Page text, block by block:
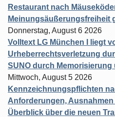
Restaurant nach
Meinungsäußerungsfreiheit
Donnerstag, August 6 2026
Volltext LG München I liegt
Urheberrechtsverletzung
SUNO durch
Mittwoch, August 5 2026
Kennzeichnungspflichten
Anforderungen,
Überblick über die neuen